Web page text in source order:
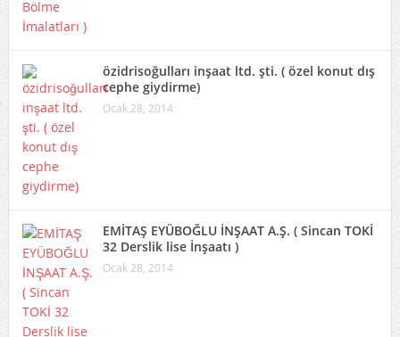
özidrisoğulları inşaat ltd. şti. ( özel konut dış
cephe giydirme)
Ocak 28, 2014
EMİTAŞ EYÜBOĞLU İNŞAAT A.Ş. ( Sincan TOKİ
32 Derslik lise İnşaatı )
Ocak 28, 2014